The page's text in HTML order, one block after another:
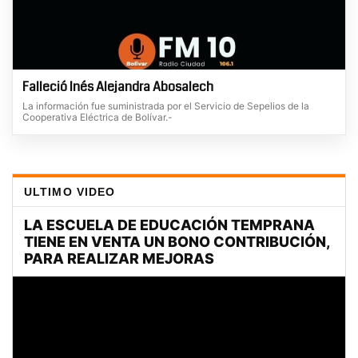
Falleció Inés Alejandra Abosalech
La información fue suministrada por el Servicio de Sepelios de la
Cooperativa Eléctrica de Bolívar.-
ULTIMO VIDEO